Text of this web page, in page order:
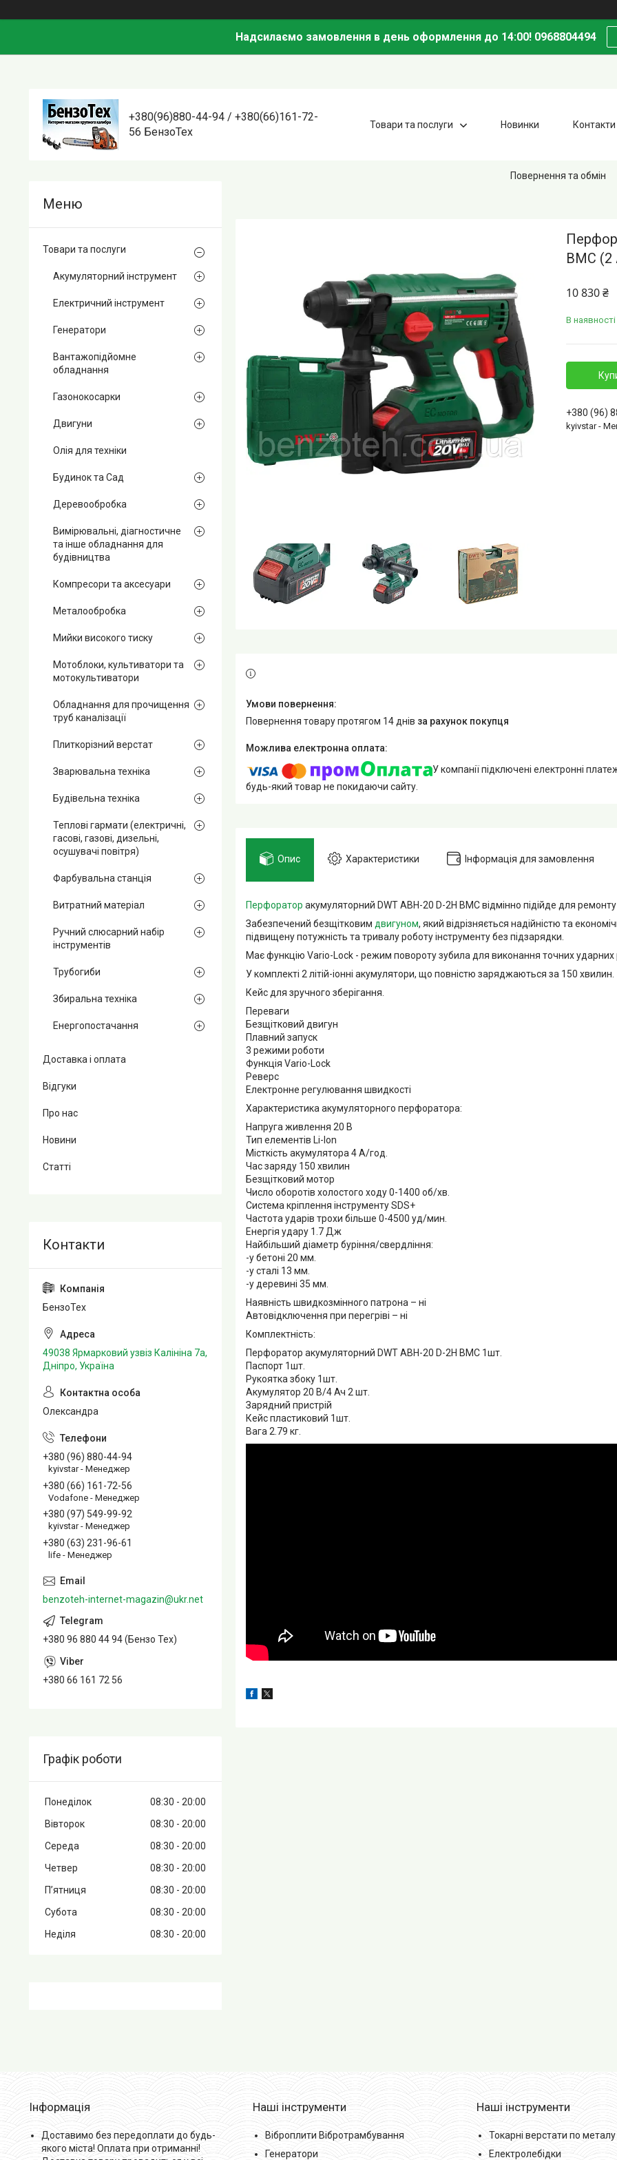
Надсилаємо замовлення в день оформлення до 14:00! 0968804494
+380(96)880-44-94 / +380(66)161-72-
56 БензоТех
Товари та послуги Новинки Контакти
Повернення та обмін
BMC
10 830 ₴
В наявності
+380 (96)
kyivstar -
повернення товару протягом 14 днів за рахунок покупця
У компанії підключені електронні
будь-який товар не покидаючи сайту.
Опис Характеристики Інформація для замовлення
Перфоратор акумуляторний DWT ABH-20 D-2H BMC відмінно підійде для ремонту
Забезпечений безщітковим двигуном, який відрізняється надійністю та
підвищену потужність та тривалу роботу інструменту без підзарядки.
Має функцію Vario-Lock - режим повороту зубила для виконання точних ударних
У комплекті 2 літій-іонні акумулятори, що повністю заряджаються за 150 хвилин.
Кейс для зручного зберігання.
Переваги
Безщітковий двигун
Плавний запуск
3 режими роботи
Функція Vario-Lock
Реверс
Електронне регулювання швидкості
Характеристика акумуляторного перфоратора:
Напруга живлення 20 В
Тип елементів Li-Ion
Місткість акумулятора 4 А/год.
Час заряду 150 хвилин
Безщітковий мотор
Число оборотів холостого ходу 0-1400 об/хв.
Система кріплення інструменту SDS+
Частота ударів трохи більше 0-4500 уд/мин.
Енергія удару 1.7 Дж
Найбільший діаметр буріння/свердління:
-у бетоні 20 мм.
-у сталі 13 мм.
-у деревині 35 мм.
Наявність швидкозмінного патрона – ні
Автовідключення при перегріві – ні
Комплектність:
Перфоратор акумуляторний DWT ABH-20 D-2H BMC 1шт.
Паспорт 1шт.
Рукоятка збоку 1шт.
Акумулятор 20 В/4 Ач 2 шт.
Зарядний пристрій
Кейс пластиковий 1шт.
Вага 2.79 кг.
Товари та послуги
Акумуляторний інструмент
Електричний інструмент
Генератори
Вантажопідйомне
обладнання
Газонокосарки
Двигуни
Олія для техніки
Будинок та Сад
Деревообробка
Вимірювальні, діагностичне
та інше обладнання для
будівництва
Компресори та аксесуари
Металообробка
Мийки високого тиску
Мотоблоки, культиватори та
мотокультиватори
Обладнання для прочищення
труб каналізації
Плиткорізний верстат
Зварювальна техніка
Будівельна техніка
Теплові гармати (електричні,
гасові, газові, дизельні,
осушувачі повітря)
Фарбувальна станція
Витратний матеріал
Ручний слюсарний набір
інструментів
Трубогиби
Збиральна техніка
Енергопостачання
Доставка і оплата
Відгуки
Про нас
Новини
Статті
БензоТех
49038 Ярмарковий узвіз Калініна 7а,
Дніпро, Україна
Олександра
+380 (96) 880-44-94
kyivstar - Менеджер
+380 (66) 161-72-56
Vodafone - Менеджер
+380 (97) 549-99-92
kyivstar - Менеджер
+380 (63) 231-96-61
life - Менеджер
benzoteh-internet-magazin@ukr.net
+380 96 880 44 94 (Бензо Тех)
+380 66 161 72 56
Графік роботи
Понеділок 08:30
20:00
Вівторок
08:30
20:00
Середа
08:30
20:00
Четвер
08:30
20:00
Пʼятниця
08:30
20:00
Субота
08:30
20:00
Неділя
08:30 20:00
Інформація
Доставимо без передоплати до будь-
якого міста! Оплата при отриманні!
Наші інструменти
Віброплити Вібротрамбування
Генератори
Наші інструменти
Токарні верстати по металу
Електролебідки